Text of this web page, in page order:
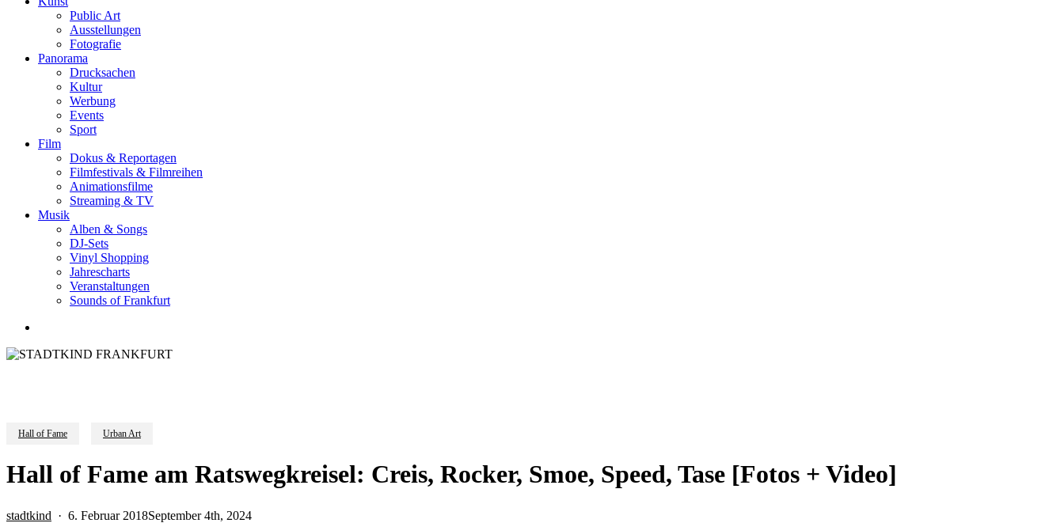
Public Art
Ausstellungen
Fotografie
Panorama
Drucksachen
Kultur
Werbung
Events
Sport
Film
Dokus & Reportagen
Filmfestivals & Filmreihen
Animationsfilme
Streaming & TV
Musik
Alben & Songs
DJ-Sets
Vinyl Shopping
Jahrescharts
Veranstaltungen
Sounds of Frankfurt
Hall of Fame Urban Art
Hall of Fame am Ratswegkreisel: Creis, Rocker, Smoe, Speed, Tase [Fotos + Video]
stadtkind 6. Februar 2018September 4th, 2024